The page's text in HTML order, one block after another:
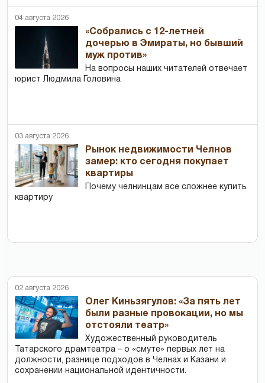
04 августа 2026
«Собрались с 12-летней
дочерью в Эмираты, но бывший
муж против»
На вопросы наших читателей отвечает
юрист Людмила Головина
03 августа 2026
Рынок недвижимости Челнов
замер: кто сегодня покупает
квартиры
Почему челнинцам все сложнее купить
квартиру
02 августа 2026
Олег Киньзягулов: «За пять лет
были разные провокации, но мы
отстояли театр»
Художественный руководитель
Татарского драмтеатра – о «смуте» первых лет на
должности, разнице подходов в Челнах и Казани и
сохранении национальной идентичности.